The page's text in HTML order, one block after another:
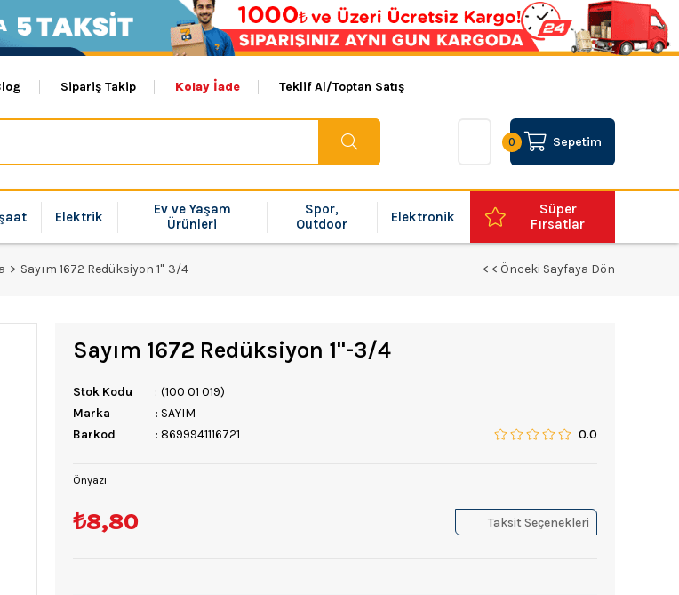
Sipariş Takip Kolay İade Teklif Al/Toptan Satış
Sepetim
0
Elektrik
Ev ve Yaşam
Ürünleri
Spor,
Outdoor
Elektronik
Süper
Fırsatlar
Sayım 1672 Redüksiyon 1''-3/4 < < Önceki Sayfaya Dön
Sayım 1672 Redüksiyon 1''-3/4
Stok Kodu
(100 01 019)
Marka
: SAYIM
Barkod
: 8699941116721 0.0
Önyazı
₺8,80 Taksit Seçenekleri